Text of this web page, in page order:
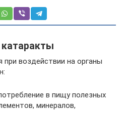
при воздействии на органы
в пищу полезных
минералов,